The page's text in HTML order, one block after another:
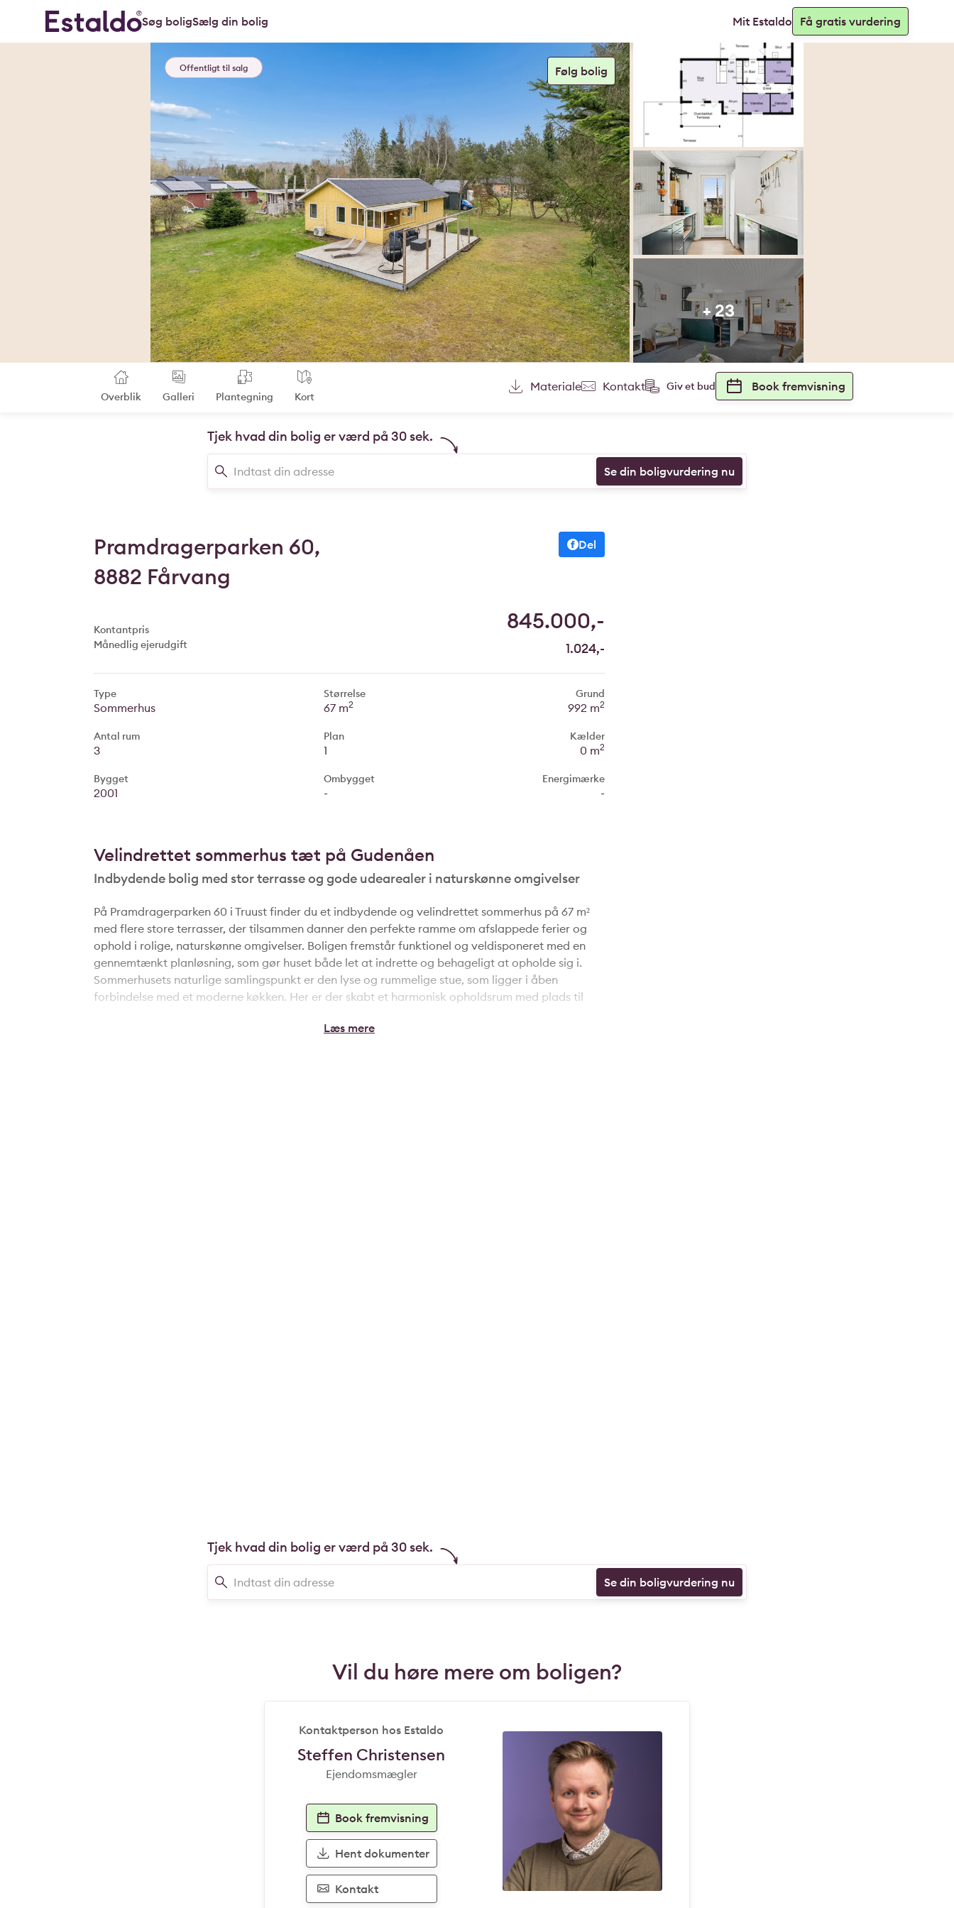
Søg boligSælg din bolig Mit Estaldo Få gratis vurdering
Offentligt til salg
+ 23
Overblik Galleri Plantegning Kort
Materiale Kontakt Giv et bud Book fremvisning
Tjek hvad din bolig er værd på 30 sek.
Se din boligvurdering nu
Pramdragerparken 60,
8882 Fårvang
Del
Kontantpris 845.000,-
Månedlig ejerudgift 1.024,-
Type
Sommerhus
Antal rum
3
Bygget
2001
Størrelse
67 m2
Plan
1
Ombygget
-
Grund
992 m2
Kælder
0 m2
Energimærke
-
Velindrettet sommerhus tæt på Gudenåen
Indbydende bolig med stor terrasse og gode udearealer i naturskønne omgivelser
På Pramdragerparken 60 i Truust finder du et indbydende og velindrettet sommerhus på 67 m²
med flere store terrasser, der tilsammen danner den perfekte ramme om afslappede ferier og
ophold i rolige, naturskønne omgivelser. Boligen fremstår funktionel og veldisponeret med en
gennemtænkt planløsning, som gør huset både let at indrette og behageligt at opholde sig i.
Sommerhusets naturlige samlingspunkt er den lyse og rummelige stue, som ligger i åben
forbindelse med et moderne køkken. Her er der skabt et harmonisk opholdsrum med plads til
videre ud på den store træterrasse, hvilket skaber et naturligt samspil mellem inde- og udeliv og
Tjek hvad din bolig er værd på 30 sek.
Se din boligvurdering nu
Vil du høre mere om boligen?
Kontaktperson hos Estaldo
Steffen Christensen
Ejendomsmægler
Book fremvisning
Hent dokumenter
Kontakt